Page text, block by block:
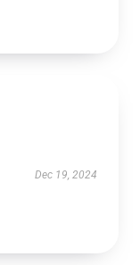
Dec 19, 2024